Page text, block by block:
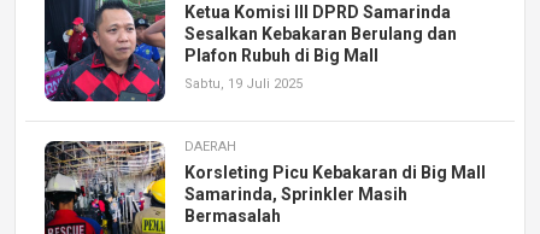
Ketua Komisi III DPRD Samarinda
Sesalkan Kebakaran Berulang dan
Plafon Rubuh di Big Mall
Sabtu, 19 Juli 2025
DAERAH
Korsleting Picu Kebakaran di Big Mall
Samarinda, Sprinkler Masih
Bermasalah